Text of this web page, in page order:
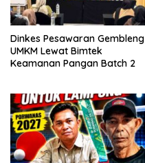
Dinkes Pesawaran Gembleng
UMKM Lewat Bimtek
Keamanan Pangan Batch 2